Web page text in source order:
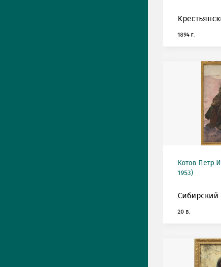
1894 г.
Котов Петр
1953)
Сибирский
20 в.